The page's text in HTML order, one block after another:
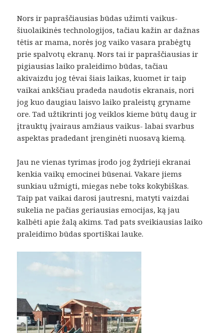
Nors ir papraščiausias būdas užimti vaikus-
šiuolaikinės technologijos, tačiau kažin ar dažnas
tėtis ar mama, norės jog vaiko vasara prabėgtų
prie spalvotų ekranų. Nors tai ir papraščiausias ir
pigiausias laiko praleidimo būdas, tačiau
akivaizdu jog tėvai šiais laikas, kuomet ir taip
vaikai ankščiau pradeda naudotis ekranais, nori
jog kuo daugiau laisvo laiko praleistų gryname
ore. Tad užtikrinti jog veiklos kieme būtų daug ir
įtrauktų įvairaus amžiaus vaikus- labai svarbus
aspektas pradedant įrenginėti nuosavą kiemą.
Jau ne vienas tyrimas įrodo jog žydrieji ekranai
kenkia vaikų emocinei būsenai. Vakare jiems
sunkiau užmigti, miegas nebe toks kokybiškas.
Taip pat vaikai darosi jautresni, matyti vaizdai
sukelia ne pačias geriausias emocijas, ką jau
kalbėti apie žalą akims. Tad pats sveikiausias laiko
praleidimo būdas sportiškai lauke.